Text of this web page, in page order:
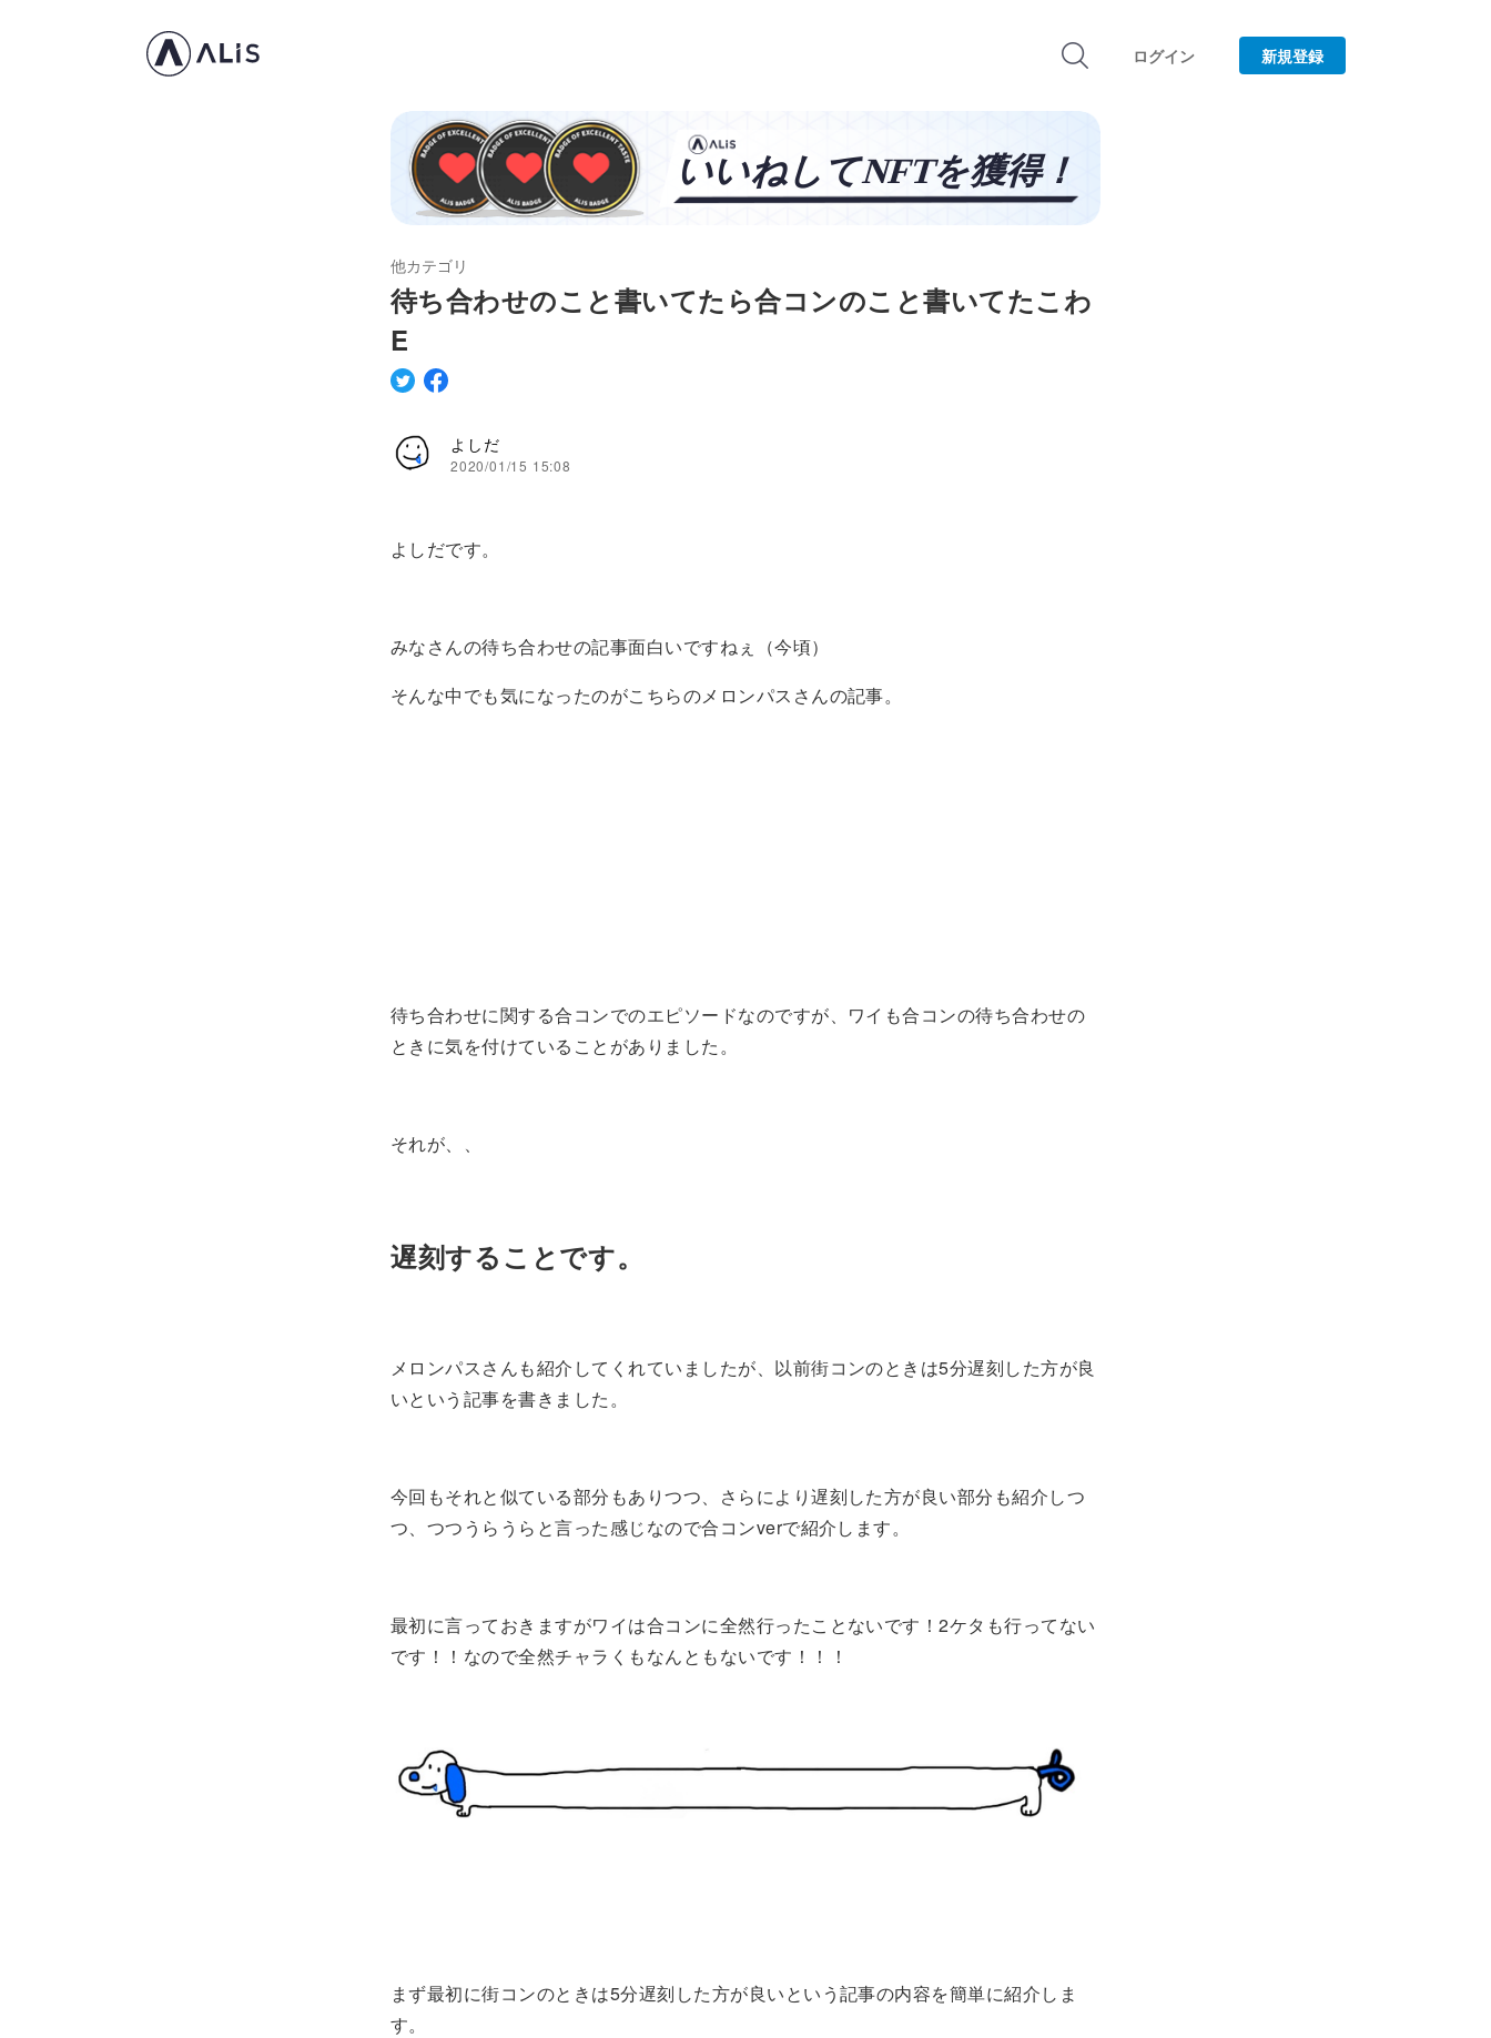
ログイン 新規登録
他カテゴリ
待ち合わせのこと書いてたら合コンのこと書いてたこわ
E
よしだ
2020/01/15 15:08
よしだです。
みなさんの待ち合わせの記事面白いですねぇ（今頃）
そんな中でも気になったのがこちらのメロンパスさんの記事。
待ち合わせに関する合コンでのエピソードなのですが、ワイも合コンの待ち合わせの
ときに気を付けていることがありました。
それが、、
遅刻することです。
メロンパスさんも紹介してくれていましたが、以前街コンのときは5分遅刻した方が良
いという記事を書きました。
今回もそれと似ている部分もありつつ、さらにより遅刻した方が良い部分も紹介しつ
つ、つつうらうらと言った感じなので合コンverで紹介します。
最初に言っておきますがワイは合コンに全然行ったことないです！2ケタも行ってない
です！！なので全然チャラくもなんともないです！！！
まず最初に街コンのときは5分遅刻した方が良いという記事の内容を簡単に紹介しま
す。